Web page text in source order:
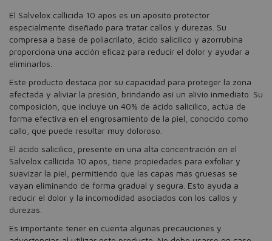
El Salvelox callicida 10 apos es un apósito protector
especialmente diseñado para tratar callos y durezas. Su
compresa a base de poliacrilato, ácido salicílico y azorrubina
proporciona una acción eficaz para reducir el dolor y ayudar a
eliminarlos.
Este producto destaca por su capacidad para proteger la zona
afectada y aliviar la presión, brindando así un alivio inmediato. Su
composición, que incluye un 40% de ácido salicílico, actúa de
forma efectiva en el engrosamiento de la piel, conocido como
callo, que puede resultar muy doloroso.
El ácido salicílico, presente en una alta concentración en el
Salvelox callicida 10 apos, tiene propiedades para exfoliar y
suavizar la piel, permitiendo que las capas más gruesas se
vayan eliminando de forma gradual y segura. Esto ayuda a
reducir el dolor y la incomodidad asociados con los callos y
durezas.
Es importante tener en cuenta algunas precauciones y